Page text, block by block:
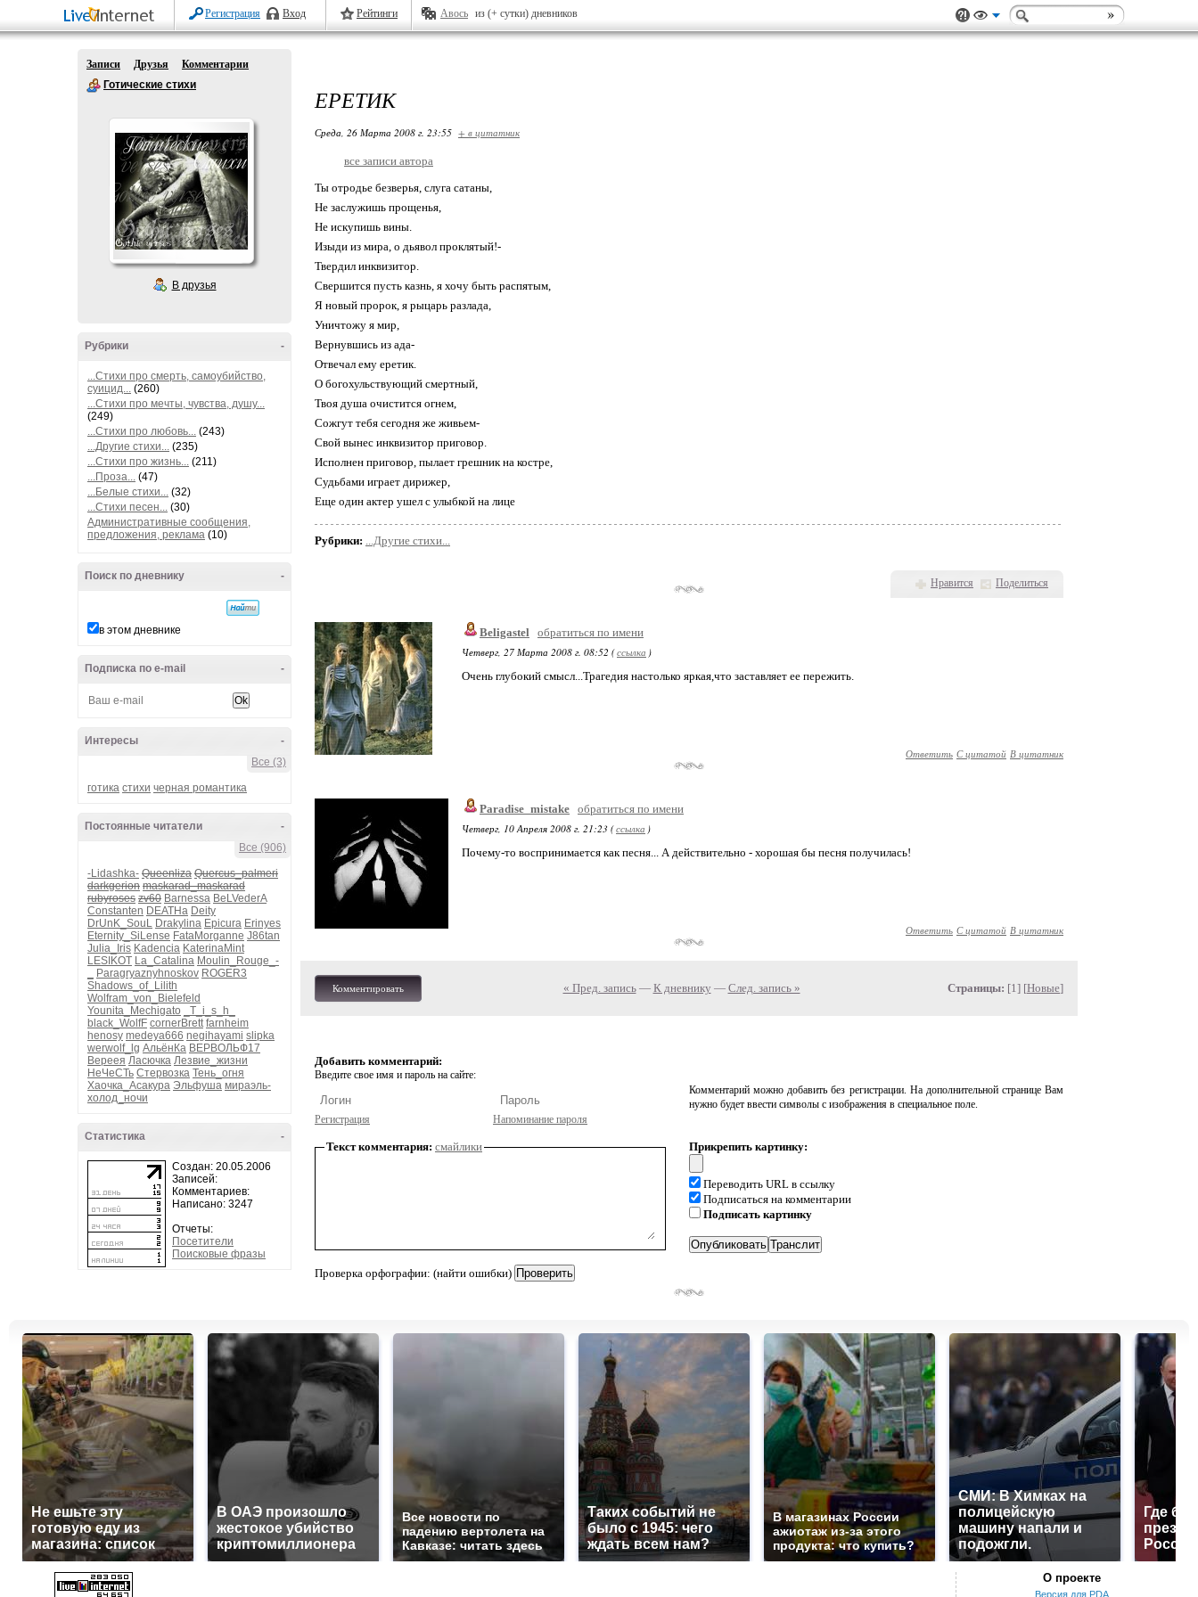
Регистрация Вход Рейтинги Авось из (+ сутки) дневников
Записи Друзья
Комментарии
Готические стихи
В друзья
-
Рубрики
...Стихи про смерть, самоубийство,
суицид... (260)
...Стихи про мечты, чувства, душу...
(249)
...Стихи про любовь... (243)
...Другие стихи... (235)
...Стихи про жизнь... (211)
...Проза... (47)
...Белые стихи... (32)
...Стихи песен... (30)
Административные сообщения,
предложения, реклама (10)
-
Поиск по дневнику
в этом дневнике
-
Подписка по e-mail
-
Интересы
Все (3)
готика стихи черная романтика
-
Постоянные читатели
Все (906)
-Lidashka- Queenliza Quercus_palmeri
darkgerion maskarad_maskarad
rubyroses zv60 Barnessa BeLVederA
Constanten DEATHa Deity
DrUnK_SouL Drakylina Epicura Erinyes
Eternity_SiLense FataMorganne J86tan
Julia_Iris Kadencia KaterinaMint
LESIKOT La_Catalina Moulin_Rouge_-
Paragryaznyhnoskov ROGER3
Shadows_of_Lilith
Wolfram_von_Bielefeld
Younita_Mechigato
_T_i_s_h_
black_WolfF cornerBrett farnheim
henosy medeya666 negihayami slipka
werwolf_lg АльёнКа ВЕРВОЛЬФ17
Вереея Ласючка Лезвие_жизни
НеЧеСТь Стервозка Тень_огня
Хаочка_Асакура Эльфуша мираэль-
холод_ночи
-
Статистика
Создан: 20.05.2006
Записей:
Комментариев:
Написано: 3247
Отчеты:
Посетители
Поисковые фразы
ЕРЕТИК
Среда, 26 Марта 2008 г. 23:55 + в цитатник
все записи автора
Ты отродье безверья, слуга сатаны,
Не заслужишь прощенья,
Не искупишь вины.
Изыди из мира, о дьявол проклятый!-
Твердил инквизитор.
Свершится пусть казнь, я хочу быть распятым,
Я новый пророк, я рыцарь разлада,
Уничтожу я мир,
Вернувшись из ада-
Отвечал ему еретик.
О богохульствующий смертный,
Твоя душа очистится огнем,
Сожгут тебя сегодня же живьем-
Свой вынес инквизитор приговор.
Исполнен приговор, пылает грешник на костре,
Судьбами играет дирижер,
Еще один актер ушел с улыбкой на лице
Рубрики: ...Другие стихи...
Нравится Поделиться
Beligastel обратиться по имени
Четверг, 27 Марта 2008 г. 08:52 (ссылка )
Очень глубокий смысл...Трагедия настолько яркая,что заставляет ее пережить.
Ответить С цитатой В цитатник
Paradise_mistake обратиться по имени
Четверг, 10 Апреля 2008 г. 21:23 (ссылка )
Почему-то воспринимается как песня... А действительно - хорошая бы песня получилась!
Ответить С цитатой В цитатник
Комментировать « Пред. запись— К дневнику — След. запись » Страницы: [1] [Новые]
Добавить комментарий:
Введите свое имя и пароль на сайте:
Регистрация Напоминание пароля
Комментарий можно добавить без регистрации. На дополнительной странице Вам
нужно будет ввести символы с изображения в специальное поле.
Текст комментария: смайлики
Проверка орфографии: (найти ошибки)
Прикрепить картинку:
Переводить URL в ссылку
Подписаться на комментарии
Подписать картинку
Не ешьте эту
готовую еду из
магазина: список
В ОАЭ произошло
жестокое убийство
криптомиллионера
Все новости по
падению вертолета на
Кавказе: читать здесь
Таких событий не
было с 1945: чего
ждать всем нам?
В магазинах России
ажиотаж из-за этого
продукта: что купить?
СМИ: В Химках на
полицейскую
машину напали и
подожгли.
Где
О проекте
Версия для PDA